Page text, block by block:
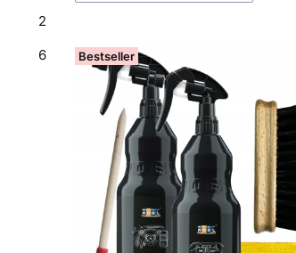
2
6 Bestseller